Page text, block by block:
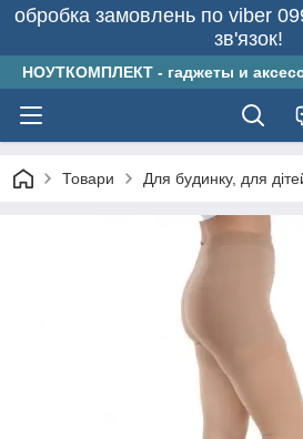
обробка замовлень по viber
зв'язок!
НОУТКОМПЛЕКТ - гаджеты и
Товари Для будинку, для